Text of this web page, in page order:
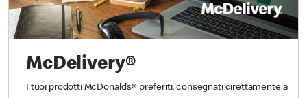
McDelivery®
I tuoi prodotti McDonald’s® preferiti, consegnati direttamente a